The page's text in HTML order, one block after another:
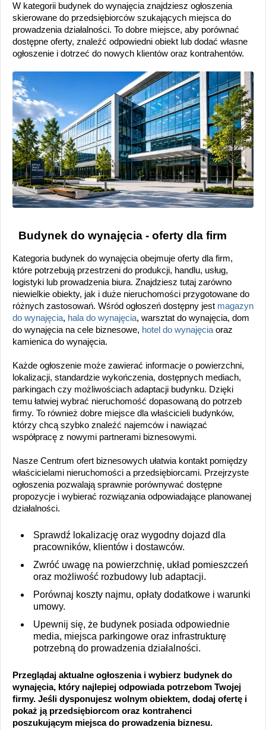
W kategorii budynek do wynajęcia znajdziesz ogłoszenia
skierowane do przedsiębiorców szukających miejsca do
prowadzenia działalności. To dobre miejsce, aby porównać
dostępne oferty, znaleźć odpowiedni obiekt lub dodać własne
ogłoszenie i dotrzeć do nowych klientów oraz kontrahentów.
Budynek do wynajęcia - oferty dla firm
Kategoria budynek do wynajęcia obejmuje oferty dla firm,
które potrzebują przestrzeni do produkcji, handlu, usług,
logistyki lub prowadzenia biura. Znajdziesz tutaj zarówno
niewielkie obiekty, jak i duże nieruchomości przygotowane do
różnych zastosowań. Wśród ogłoszeń dostępny jest magazyn
do wynajęcia, hala do wynajęcia, warsztat do wynajęcia, dom
do wynajęcia na cele biznesowe, hotel do wynajęcia oraz
kamienica do wynajęcia.
Każde ogłoszenie może zawierać informacje o powierzchni,
lokalizacji, standardzie wykończenia, dostępnych mediach,
parkingach czy możliwościach adaptacji budynku. Dzięki
temu łatwiej wybrać nieruchomość dopasowaną do potrzeb
firmy. To również dobre miejsce dla właścicieli budynków,
którzy chcą szybko znaleźć najemców i nawiązać
współpracę z nowymi partnerami biznesowymi.
Nasze Centrum ofert biznesowych ułatwia kontakt pomiędzy
właścicielami nieruchomości a przedsiębiorcami. Przejrzyste
ogłoszenia pozwalają sprawnie porównywać dostępne
propozycje i wybierać rozwiązania odpowiadające planowanej
działalności.
Sprawdź lokalizację oraz wygodny dojazd dla
pracowników, klientów i dostawców.
Zwróć uwagę na powierzchnię, układ pomieszczeń
oraz możliwość rozbudowy lub adaptacji.
Porównaj koszty najmu, opłaty dodatkowe i warunki
umowy.
Upewnij się, że budynek posiada odpowiednie
media, miejsca parkingowe oraz infrastrukturę
potrzebną do prowadzenia działalności.
Przeglądaj aktualne ogłoszenia i wybierz budynek do
wynajęcia, który najlepiej odpowiada potrzebom Twojej
firmy. Jeśli dysponujesz wolnym obiektem, dodaj ofertę i
pokaż ją przedsiębiorcom oraz kontrahenci
poszukującym miejsca do prowadzenia biznesu.